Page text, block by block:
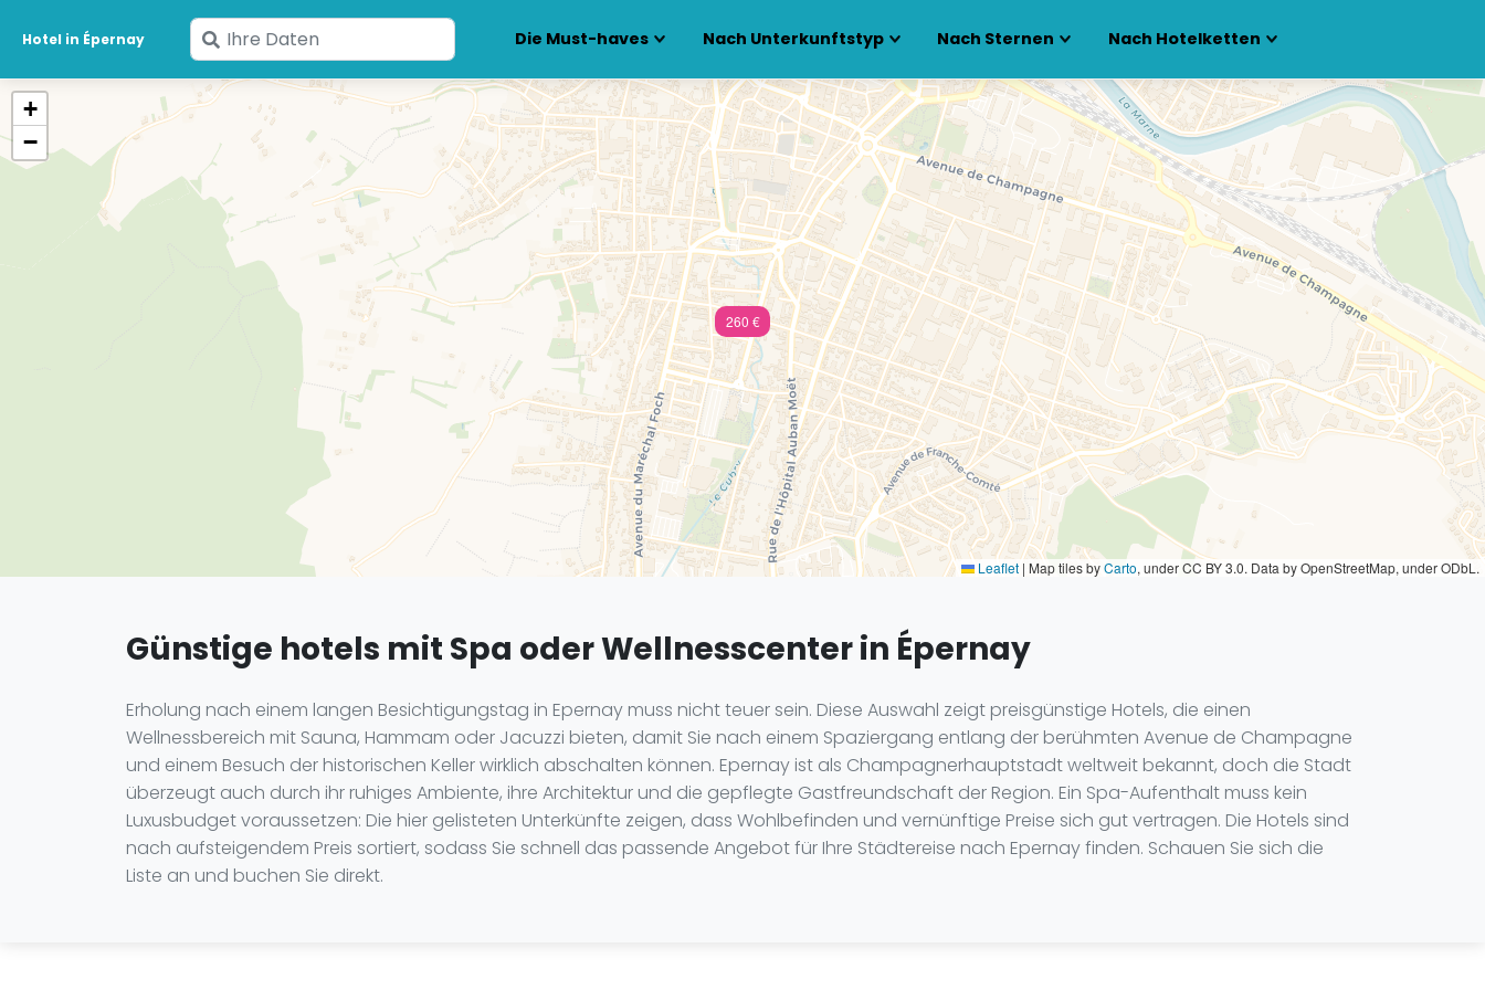
Hotel in Épernay
Geben
Sie
Ihre
Daten
ein
Die Must-haves Nach Unterkunftstyp Nach Sternen Nach Hotelketten
260 €
+
−
Leaflet | Map tiles byCarto, under CC BY 3.0. Data by OpenStreetMap, under ODbL.
Günstige hotels mit Spa oder Wellnesscenter in Épernay
Erholung nach einem langen Besichtigungstag in Epernay muss nicht teuer sein. Diese Auswahl zeigt preisgünstige Hotels, die einen
Wellnessbereich mit Sauna, Hammam oder Jacuzzi bieten, damit Sie nach einem Spaziergang entlang der berühmten Avenue de Champagne
und einem Besuch der historischen Keller wirklich abschalten können. Epernay ist als Champagnerhauptstadt weltweit bekannt, doch die Stadt
überzeugt auch durch ihr ruhiges Ambiente, ihre Architektur und die gepflegte Gastfreundschaft der Region. Ein Spa-Aufenthalt muss kein
Luxusbudget voraussetzen: Die hier gelisteten Unterkünfte zeigen, dass Wohlbefinden und vernünftige Preise sich gut vertragen. Die Hotels sind
nach aufsteigendem Preis sortiert, sodass Sie schnell das passende Angebot für Ihre Städtereise nach Epernay finden. Schauen Sie sich die
Liste an und buchen Sie direkt.